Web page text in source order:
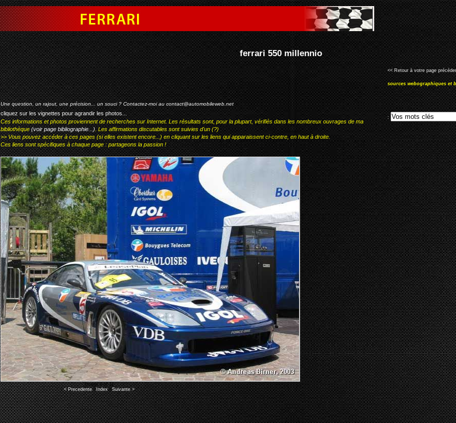
ferrari 550 millennio
Une question, un rajout, une précision... un souci ? Contactez-moi aucontact@automobileweb.net
cliquez sur les vignettes pour agrandir les photos...
Ces informations et photos proviennent de recherches sur Internet. Les résultats sont, pour la plupart, vérifiés dans les nombreux ouvrages de ma
bibliothèque(voir page bibliographie...). Les affirmations discutables sont suivies d'un (?)
>> Vous pouvez accéder à ces pages (si elles existent encore...) en cliquant sur les liens qui apparaissent ci-contre, en haut à droite.
Ces liens sont spécifiques à chaque page : partageons la passion !
Image 9 of 11
< Precedente| Index|Suivante >
<< Retour à votre page
sources webographiques et
: